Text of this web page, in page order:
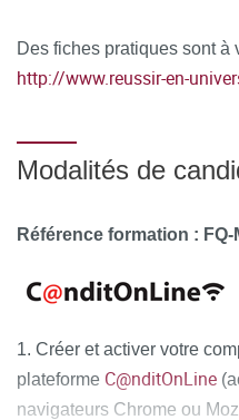
Des fiches pratiques sont
http://www.reussir-en-
Modalités de
Référence formation : FQ-
1. Créer et activer votre
plateforme C@nditOnLine
navigateurs Chrome ou